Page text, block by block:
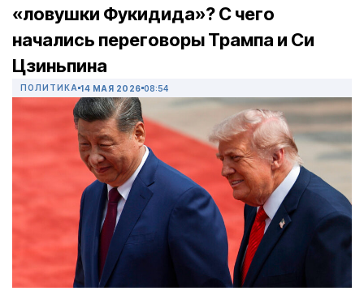
«ловушки Фукидида»? С чего
начались переговоры Трампа и Си
Цзиньпина
ПОЛИТИКА 14 МАЯ 2026 08:54